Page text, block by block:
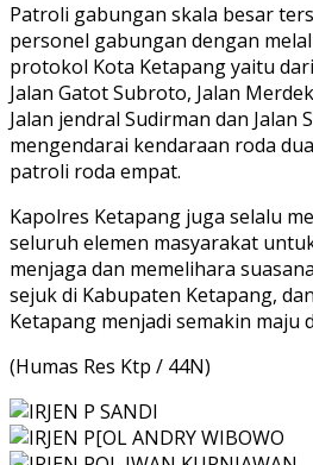
Patroli gabungan skala besar
personel gabungan dengan
protokol Kota Ketapang yaitu
Jalan Gatot Subroto, Jalan
Jalan jendral Sudirman dan Jalan
mengendarai kendaraan roda
patroli roda empat.
Kapolres Ketapang juga selalu
seluruh elemen masyarakat
menjaga dan memelihara
sejuk di Kabupaten Ketapang,
Ketapang menjadi semakin maju
(Humas Res Ktp / 44N)